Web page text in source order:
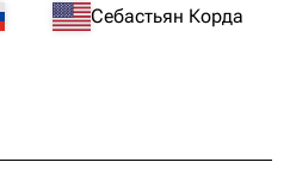
Себастьян Корда